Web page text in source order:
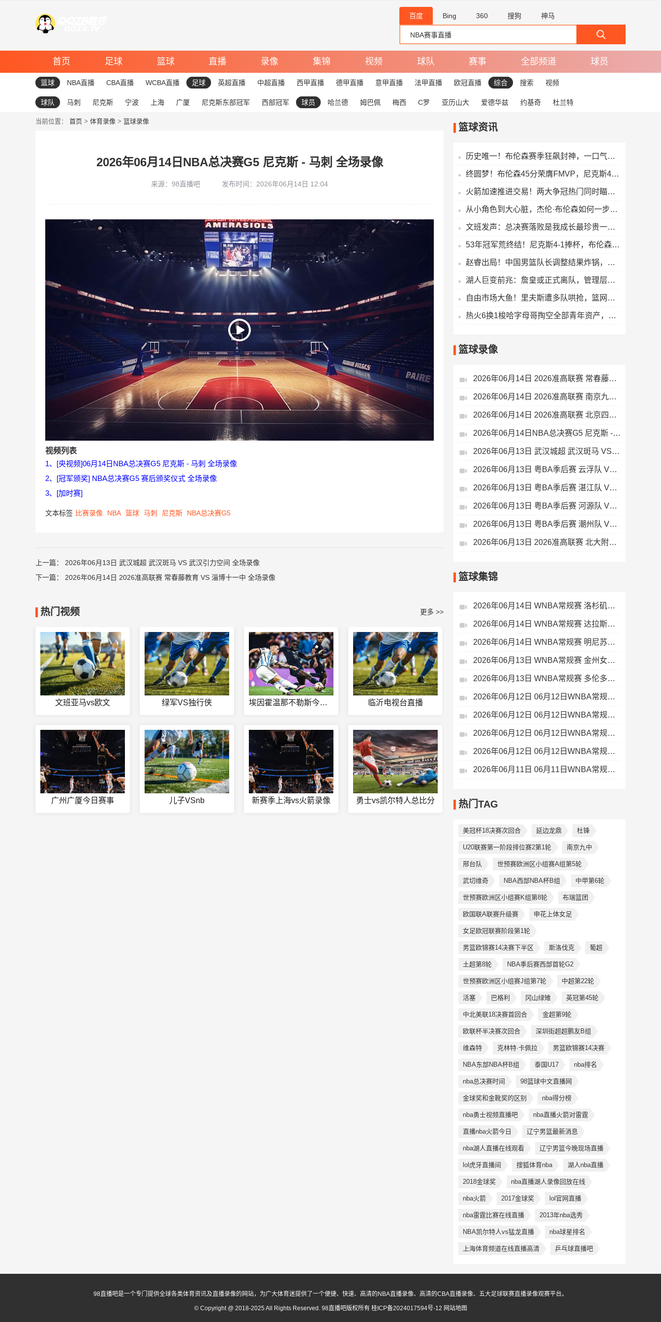
百度 Bing 360 搜狗 神马
首页 足球 篮球 直播 录像 集锦 视频 球队 赛事 全部频道 球员
篮球 NBA直播 CBA直播 WCBA直播 足球 英超直播 中超直播 西甲直播 德甲直播 意甲直播 法甲直播 欧冠直播 综合 搜索 视频
球队 马刺 尼克斯 宁波 上海 广厦 尼克斯东部冠军 西部冠军 球员 哈兰德 姆巴佩 梅西 C罗 亚历山大 爱德华兹 约基奇 杜兰特
当前位置： 首页 > 体育录像 > 篮球录像
2026年06月14日NBA总决赛G5 尼克斯 - 马刺 全场录像
来源：98直播吧 发布时间：2026年06月14日 12:04
视频列表
1、[央视频]06月14日NBA总决赛G5 尼克斯 - 马刺 全场录像
2、[冠军颁奖] NBA总决赛G5 赛后颁奖仪式 全场录像
3、[加时赛]
文本标签 比赛录像 NBA 篮球 马刺 尼克斯 NBA总决赛G5
上一篇： 2026年06月13日 武汉城超 武汉斑马 VS 武汉引力空间 全场录像
下一篇： 2026年06月14日 2026准高联赛 常春藤教育 VS 淄博十一中 全场录像
热门视频 更多 >>
文班亚马vs欧文 绿军VS独行侠 埃因霍温那不勒斯今日赛事 临沂电视台直播
广州广厦今日赛事 儿子VSnb 新赛季上海vs火箭录像 勇士vs凯尔特人总比分
篮球资讯
历史唯一！布伦森赛季狂飙封神，一口气拿下三座MVP奖杯创造纪录
终圆梦！布伦森45分荣膺FMVP，尼克斯4-1逆转马刺拿下队史第三冠
火箭加速推进交易！两大争冠热门同时瞄准独行侠，目标直指克莱
从小角色到大心脏，杰伦·布伦森如何一步步成为纽约城的招牌球星
文班发声：总决赛落败是我成长最珍贵一课，起伏的状态拖了后腿
53年冠军荒终结！尼克斯4-1捧杯，布伦森45分拿下FMVP直接封神
赵睿出局！中国男篮队长调整结果炸锅，郭士强选人一点不讲情面
湖人巨变前兆：詹皇或正式离队，管理层要打造5000万薪资空间
自由市场大鱼！里夫斯遭多队哄抢，篮网给出4年1785亿顶薪报价
热火6换1梭哈字母哥掏空全部青年资产，雄鹿点名要森林狼的非卖品
篮球录像
2026年06月14日 2026准高联赛 常春藤教育 VS 淄博十一中 全场录像
2026年06月14日 2026准高联赛 南京九中 VS 深圳二实验 全场录像
2026年06月14日 2026准高联赛 北京四中 VS 广东实验 全场录像
2026年06月14日NBA总决赛G5 尼克斯 - 马刺 全场录像
2026年06月13日 武汉城超 武汉斑马 VS 武汉引力空间 全场录像
2026年06月13日 粤BA季后赛 云浮队 VS 汕头队 全场录像
2026年06月13日 粤BA季后赛 湛江队 VS 揭阳队 全场录像
2026年06月13日 粤BA季后赛 河源队 VS 佛山队 全场录像
2026年06月13日 粤BA季后赛 潮州队 VS 珠海队 全场录像
2026年06月13日 2026准高联赛 北大附中 VS 淄博十一中 全场录像
篮球集锦
2026年06月14日 WNBA常规赛 洛杉矶火花 111 - 102 菲尼克斯水星 全场集锦
2026年06月14日 WNBA常规赛 达拉斯飞翼 83 - 84 波特兰火焰 全场集锦
2026年06月14日 WNBA常规赛 明尼苏达山猫 97 - 100 拉斯维加斯王牌 全场集锦
2026年06月13日 WNBA常规赛 金州女武神 76 - 72 西雅图风暴 全场集锦
2026年06月13日 WNBA常规赛 多伦多节奏 85 - 86 华盛顿神秘人 全场集锦
2026年06月12日 06月12日WNBA常规赛 拉斯维加斯王牌 105 - 89 波特兰火焰 全场集锦
2026年06月12日 06月12日WNBA常规赛 菲尼克斯水星 70 - 85 达拉斯飞翼 全场集锦
2026年06月12日 06月12日WNBA常规赛 纽约自由人 104 - 90 亚特兰大梦想 全场集锦
2026年06月12日 06月12日WNBA常规赛 芝加哥天空 106 - 114 印第安纳狂热 全场集锦
2026年06月11日 06月11日WNBA常规赛 洛杉矶火花 88 - 83 西雅图风暴 集锦
热门TAG
美冠杯18决赛次回合 延边龙鼎 杜锋
U20联赛第一阶段排位赛2第1轮 南京九中
邢台队 世预赛欧洲区小组赛A组第5轮
武切维奇 NBA西部NBA杯B组 中甲第6轮
世预赛欧洲区小组赛K组第8轮 布瑞篮团
欧国联A联赛升级赛 申花上体女足
女足欧冠联赛阶段第1轮
男篮欧锦赛14决赛下半区 斯洛伐克 葡超
土超第8轮 NBA季后赛西部首轮G2
世预赛欧洲区小组赛J组第7轮 中超第22轮
活塞 巴格利 冈山绿雉 英冠第45轮
中北美联18决赛首回合 金超第9轮
欧联杯半决赛次回合 深圳街超超鹏友B组
维森特 克林特·卡佩拉 男篮欧锦赛14决赛
NBA东部NBA杯B组 泰国U17 nba排名
nba总决赛时间 98篮球中文直播网
金球奖和金靴奖的区别 nba得分榜
nba勇士视频直播吧 nba直播火箭对雷霆
直播nba火箭今日 辽宁男篮最新消息
nba湖人直播在线观看 辽宁男篮今晚现场直播
lol虎牙直播间 搜狐体育nba 湖人nba直播
2018金球奖 nba直播湖人录像回放在线
nba火箭 2017金球奖 lol官网直播
nba雷霆比赛在线直播 2013年nba选秀
NBA凯尔特人vs猛龙直播 nba球星排名
上海体育频道在线直播高清 乒乓球直播吧
98直播吧是一个专门提供全球各类体育资讯及直播录像的网站，为广大体育迷提供了一个便捷、快速、高清的NBA直播录像、高清的CBA直播录像、五大足球联赛直播录像观赛平台。
© Copyright @ 2018-2025 All Rights Reserved. 98直播吧版权所有 桂ICP备2024017594号-12 网站地图